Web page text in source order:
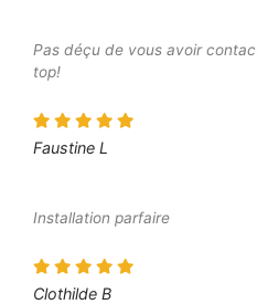
Pas déçu de vous avoir
top!
Faustine L
Installation parfaire
Clothilde B